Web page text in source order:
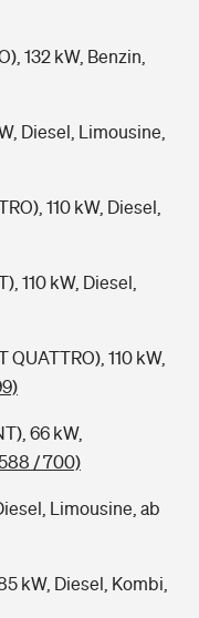
132 kW, Benzin,
Diesel, Limousine,
110 kW, Diesel,
110 kW, Diesel,
110 kW,
66 kW,
/ 700)
Limousine, ab
kW, Diesel, Kombi,